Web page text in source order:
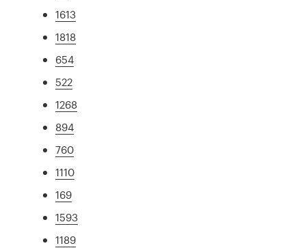
1613
1818
654
522
1268
894
760
1110
169
1593
1189